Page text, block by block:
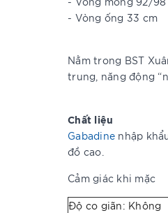
- Vòng ống 33 cm
Nằm trong BST
trung, năng động
Chất liệu
Gabadine nhập
đồ cao.
Cảm giác khi mặc
Độ co giãn: Không